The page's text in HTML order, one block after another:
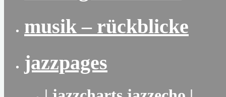
musik – rückblicke
jazzpages